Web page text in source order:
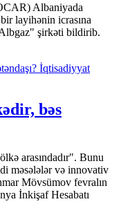
Albaniyada
layihənin icrasına
şirkəti bildirib.
İqtisadiyyat
bəs
arasındadır". Bunu
məsələlər və innovativ
Mövsümov fevralın
İnkişaf Hesabatı